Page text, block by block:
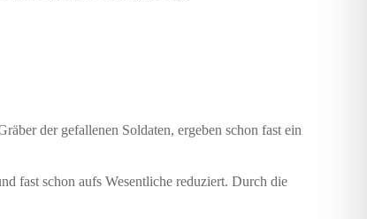
der gefallenen Soldaten, ergeben schon fast ein
fast schon aufs Wesentliche reduziert. Durch die